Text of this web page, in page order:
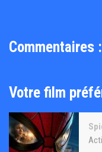
Commentaires :
Votre film